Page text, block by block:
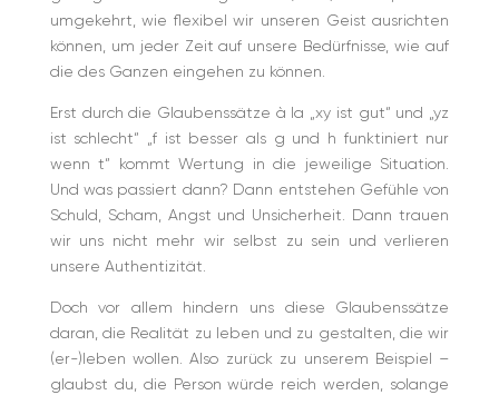
umgekehrt, wie flexibel wir unseren Geist ausrichten
können, um jeder Zeit auf unsere Bedürfnisse, wie auf
die des Ganzen eingehen zu können.
Erst durch die Glaubenssätze à la „xy ist gut“ und „yz
ist schlecht“ „f ist besser als g und h funktiniert nur
wenn t“ kommt Wertung in die jeweilige Situation.
Und was passiert dann? Dann entstehen Gefühle von
Schuld, Scham, Angst und Unsicherheit. Dann trauen
wir uns nicht mehr wir selbst zu sein und verlieren
unsere Authentizität.
Doch vor allem hindern uns diese Glaubenssätze
daran, die Realität zu leben und zu gestalten, die wir
(er-)leben wollen. Also zurück zu unserem Beispiel –
glaubst du, die Person würde reich werden, solange